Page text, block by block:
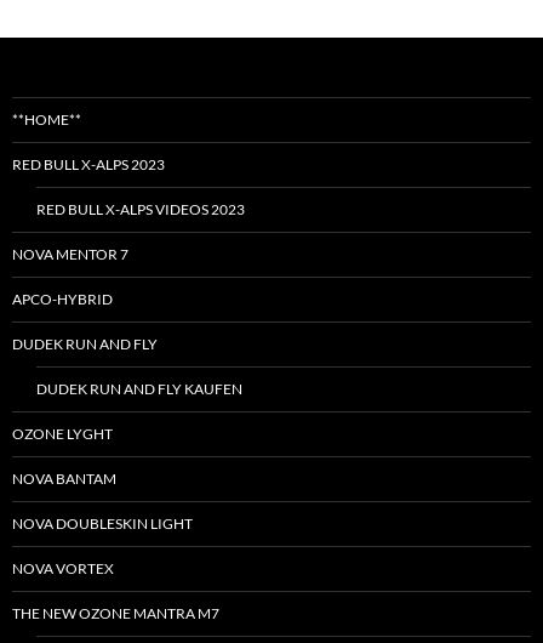
**HOME**
RED BULL X-ALPS 2023
RED BULL X-ALPS VIDEOS 2023
NOVA MENTOR 7
APCO-HYBRID
DUDEK RUN AND FLY
DUDEK RUN AND FLY KAUFEN
OZONE LYGHT
NOVA BANTAM
NOVA DOUBLESKIN LIGHT
NOVA VORTEX
THE NEW OZONE MANTRA M7